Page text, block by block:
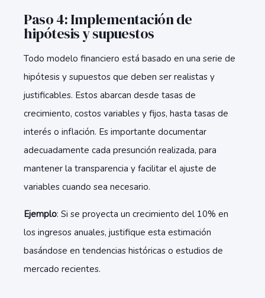
Paso 4: Implementación de
hipótesis y supuestos
Todo modelo financiero está basado en una serie de
hipótesis y supuestos que deben ser realistas y
justificables. Estos abarcan desde tasas de
crecimiento, costos variables y fijos, hasta tasas de
interés o inflación. Es importante documentar
adecuadamente cada presunción realizada, para
mantener la transparencia y facilitar el ajuste de
variables cuando sea necesario.
Ejemplo: Si se proyecta un crecimiento del 10% en
los ingresos anuales, justifique esta estimación
basándose en tendencias históricas o estudios de
mercado recientes.